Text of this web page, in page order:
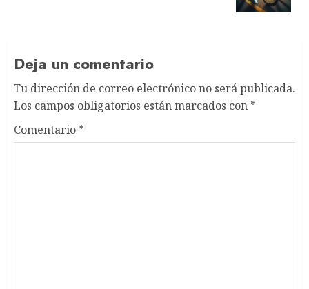
Deja un comentario
Tu dirección de correo electrónico no será publicada.
Los campos obligatorios están marcados con *
Comentario *